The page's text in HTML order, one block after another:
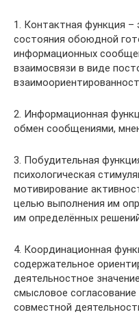
1. Контактная функция –
состояния обоюдной
информационных
взаимосвязи в виде
2. Информационная
обмен сообщениями,
3. Побудительная
психологическая
мотивирование
целью выполнения им
им определённых
4. Координационная
содержательное
деятельностное
смысловое
совместной